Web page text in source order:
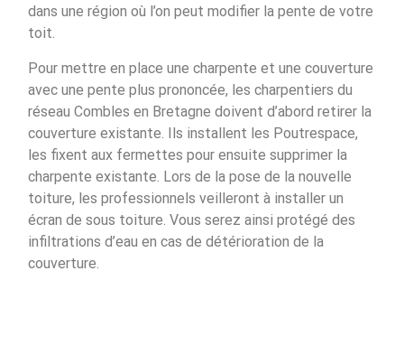
dans une région où l’on peut modifier la pente de votre
toit.
Pour mettre en place une charpente et une couverture
avec une pente plus prononcée, les charpentiers du
réseau Combles en Bretagne doivent d’abord retirer la
couverture existante. Ils installent les Poutrespace,
les fixent aux fermettes pour ensuite supprimer la
charpente existante. Lors de la pose de la nouvelle
toiture, les professionnels veilleront à installer un
écran de sous toiture. Vous serez ainsi protégé des
infiltrations d’eau en cas de détérioration de la
couverture.